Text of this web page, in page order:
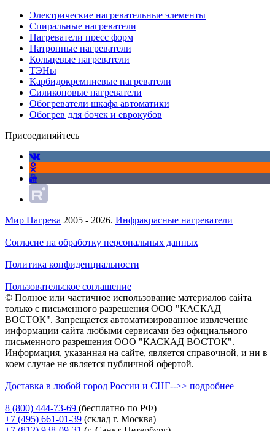
Электрические нагревательные элементы
Спиральные нагреватели
Нагреватели пресс форм
Патронные нагреватели
Кольцевые нагреватели
ТЭНы
Карбидокремниевые нагреватели
Силиконовые нагреватели
Обогреватели шкафа автоматики
Обогрев для бочек и еврокубов
Присоединяйтесь
Мир Нагрева 2005 - 2026. Инфракрасные нагреватели
Согласие на обработку персональных данных
Политика конфиденциальности
Пользовательское соглашение
© Полное или частичное использование материалов сайта
только с письменного разрешения ООО "КАСКАД
ВОСТОК". Запрещается автоматизированное извлечение
информации сайта любыми сервисами без официального
письменного разрешения ООО "КАСКАД ВОСТОК".
Информация, указанная на сайте, является справочной, и ни в
коем случае не является публичной офертой.
Доставка в любой город России и СНГ-->> подробнее
8 (800) 444-73-69 (бесплатно по РФ)
+7 (495) 661-01-39 (склад г. Москва)